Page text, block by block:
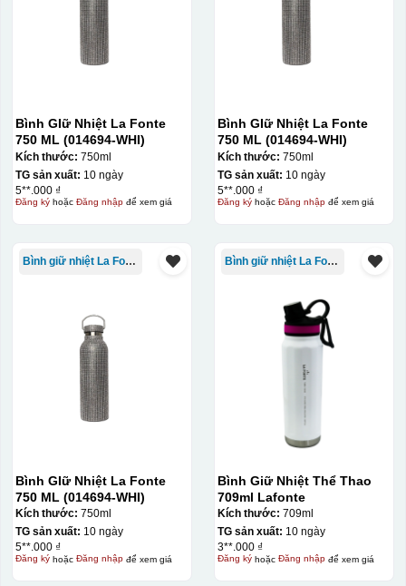
Bình GIữ Nhiệt La Fonte
750 ML (014694-WHI)
Kích thước: 750ml
TG sản xuất: 10 ngày
5**.000 ₫
Đăng kýhoặc Đăng nhậpđể xem giá
Bình GIữ Nhiệt La Fonte
750 ML (014694-WHI)
Kích thước: 750ml
TG sản xuất: 10 ngày
5**.000 ₫
Đăng kýhoặc Đăng nhậpđể xem giá
Bình giữ nhiệt La Fonte
Bình GIữ Nhiệt La Fonte
750 ML (014694-WHI)
Kích thước: 750ml
TG sản xuất: 10 ngày
5**.000 ₫
Đăng kýhoặc Đăng nhậpđể xem giá
Bình giữ nhiệt La Fonte
Bình Giữ Nhiệt Thể Thao
709ml Lafonte
Kích thước: 709ml
TG sản xuất: 10 ngày
3**.000 ₫
Đăng kýhoặc Đăng nhậpđể xem giá